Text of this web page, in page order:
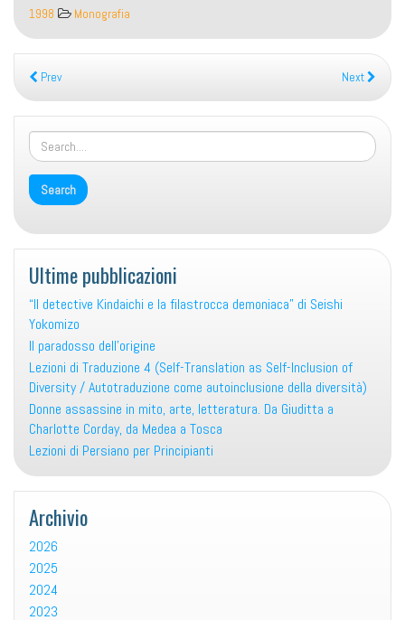
nel
del
ritorno
1998
Monografia
Prev Next
Ultime pubblicazioni
“Il detective Kindaichi e la filastrocca demoniaca” di Seishi
Yokomizo
Il paradosso dell’origine
Lezioni di Traduzione 4 (Self-Translation as Self-Inclusion of
Diversity / Autotraduzione come autoinclusione della diversità)
Donne assassine in mito, arte, letteratura. Da Giuditta a
Charlotte Corday, da Medea a Tosca
Lezioni di Persiano per Principianti
Archivio
2026
2025
2024
2023